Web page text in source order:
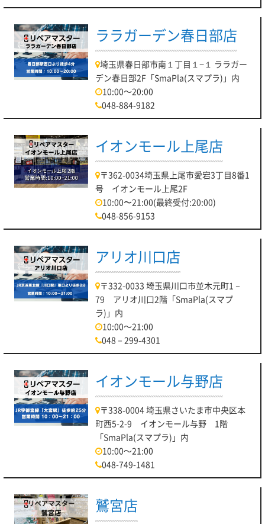
ララガーデン春日部店
埼玉県春日部市南１丁目１−１ ララガー
デン春日部2F「SmaPla(スマプラ)」内
10:00～20:00
048-884-9182
イオンモール上尾店
〒362-0034埼玉県上尾市愛宕3丁目8番1
号 イオンモール上尾2F
10:00〜21:00(最終受付:20:00)
048-856-9153
アリオ川口店
〒332-0033 埼玉県川口市並木元町1－
79 アリオ川口2階「SmaPla(スマプ
ラ)」内
10:00～21:00
048－299-4301
イオンモール与野店
〒338-0004 埼玉県さいたま市中央区本
町西5-2-9 イオンモール与野 1階
「SmaPla(スマプラ)」内
10:00～21:00
048-749-1481
鷲宮店